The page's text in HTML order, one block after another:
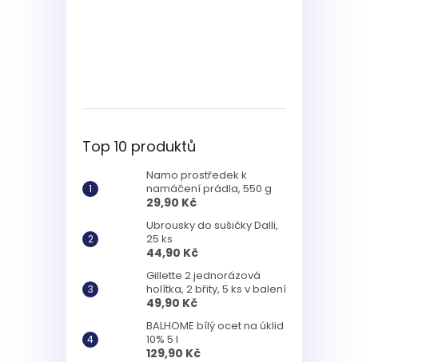
Top 10 produktů
Namo prostředek k
namáčení prádla, 550 g
29,90 Kč
Ubrousky do sušičky Dalli,
25 ks
44,90 Kč
Gillette 2 jednorázová
holítka, 2 břity, 5 ks v balení
49,90 Kč
BALHOME bílý ocet na úklid
10% 5 l
129,90 Kč